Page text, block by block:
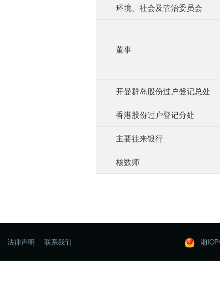
环境、社会及管治委员会
董事
开曼群岛股份过户登记总处
香港股份过户登记分处
主要往来银行
核数师
法律声明 联系我们 湘